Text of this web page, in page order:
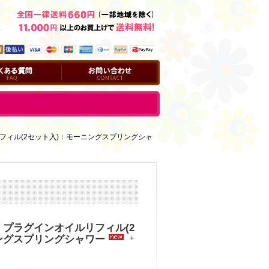
お問い合わせ
ィル(2セット入)：モーニングスプリングシャ
プラグインオイルリフィル(2
スプリングシャワー